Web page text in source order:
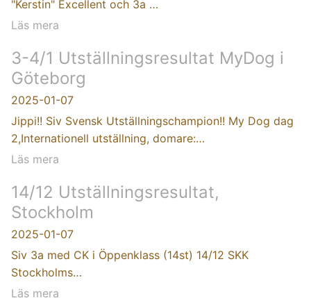
"Kerstin" Excellent och 3a …
Läs mera
3-4/1 Utställningsresultat MyDog i
Göteborg
2025-01-07
Jippi!! Siv Svensk Utställningschampion!! My Dog dag
2,Internationell utställning, domare:…
Läs mera
14/12 Utställningsresultat,
Stockholm
2025-01-07
Siv 3a med CK i Öppenklass (14st) 14/12 SKK
Stockholms…
Läs mera